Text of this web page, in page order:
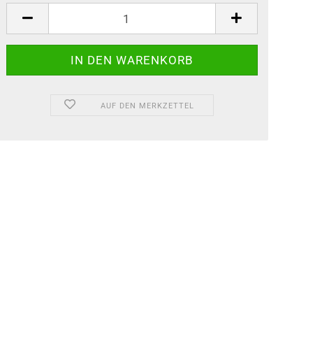
AUF DEN MERKZETTEL